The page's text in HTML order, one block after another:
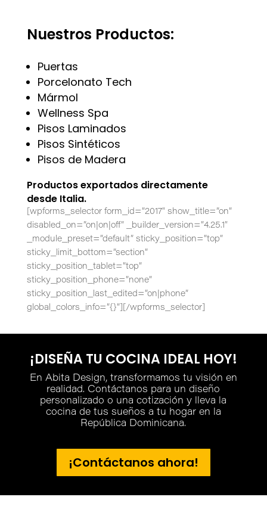
Nuestros Productos:
Puertas
Porcelonato Tech
Mármol
Wellness Spa
Pisos Laminados
Pisos Sintéticos
Pisos de Madera
Productos exportados directamente
desde Italia.
[wpforms_selector form_id=”2017″ show_title=”on”
disabled_on=”on|on|off” _builder_version=”4.25.1″
_module_preset=”default” sticky_position=”top”
sticky_limit_bottom=”section”
sticky_position_tablet=”top”
sticky_position_phone=”none”
sticky_position_last_edited=”on|phone”
global_colors_info=”{}”][/wpforms_selector]
¡DISEÑA TU COCINA IDEAL HOY!
En Abita Design, transformamos tu visión en
realidad. Contáctanos para un diseño
personalizado o una cotización y lleva la
cocina de tus sueños a tu hogar en la
República Dominicana.
¡Contáctanos ahora!